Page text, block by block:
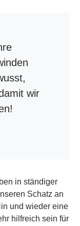
wir
in ständiger
Schatz an
und wieder eine
hilfreich sein für